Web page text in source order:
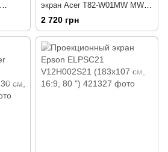
экран Acer T82-W01MW MW
MC.JBG11.00E (174x109 см,
16:10, 82.5 ")
2 720 грн